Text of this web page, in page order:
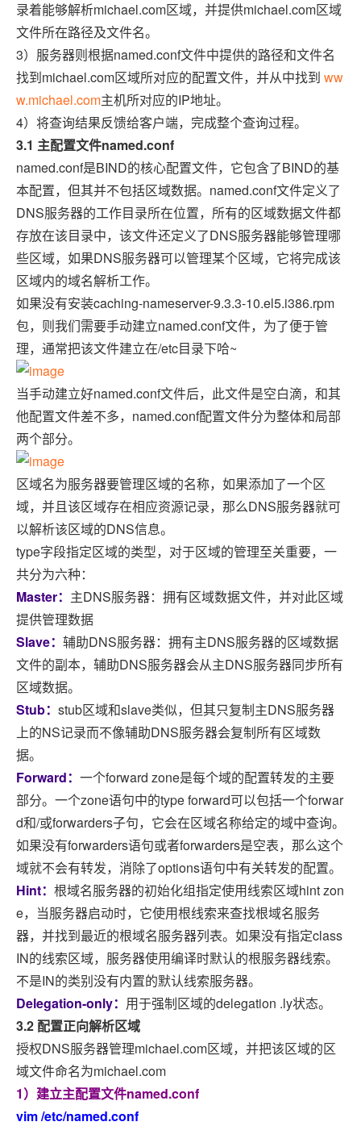
录着能够解析michael.com区域，并提供michael.com区域
文件所在路径及文件名。
3）服务器则根据named.conf文件中提供的路径和文件名
找到michael.com区域所对应的配置文件，并从中找到 ww
w.michael.com主机所对应的IP地址。
4）将查询结果反馈给客户端，完成整个查询过程。
3.1 主配置文件named.conf
named.conf是BIND的核心配置文件，它包含了BIND的基
本配置，但其并不包括区域数据。named.conf文件定义了
DNS服务器的工作目录所在位置，所有的区域数据文件都
存放在该目录中，该文件还定义了DNS服务器能够管理哪
些区域，如果DNS服务器可以管理某个区域，它将完成该
区域内的域名解析工作。
如果没有安装caching-nameserver-9.3.3-10.el5.i386.rpm
包，则我们需要手动建立named.conf文件，为了便于管
理，通常把该文件建立在/etc目录下哈~
当手动建立好named.conf文件后，此文件是空白滴，和其
他配置文件差不多，named.conf配置文件分为整体和局部
两个部分。
区域名为服务器要管理区域的名称，如果添加了一个区
域，并且该区域存在相应资源记录，那么DNS服务器就可
以解析该区域的DNS信息。
type字段指定区域的类型，对于区域的管理至关重要，一
共分为六种：
Master： 主DNS服务器：拥有区域数据文件，并对此区域
提供管理数据
Slave： 辅助DNS服务器：拥有主DNS服务器的区域数据
文件的副本，辅助DNS服务器会从主DNS服务器同步所有
区域数据。
Stub： stub区域和slave类似，但其只复制主DNS服务器
上的NS记录而不像辅助DNS服务器会复制所有区域数
据。
Forward： 一个forward zone是每个域的配置转发的主要
部分。一个zone语句中的type forward可以包括一个forwar
d和/或forwarders子句，它会在区域名称给定的域中查询。
如果没有forwarders语句或者forwarders是空表，那么这个
域就不会有转发，消除了options语句中有关转发的配置。
Hint： 根域名服务器的初始化组指定使用线索区域hint zon
e，当服务器启动时，它使用根线索来查找根域名服务
器，并找到最近的根域名服务器列表。如果没有指定class
IN的线索区域，服务器使用编译时默认的根服务器线索。
不是IN的类别没有内置的默认线索服务器。
Delegation-only： 用于强制区域的delegation .ly状态。
3.2 配置正向解析区域
授权DNS服务器管理michael.com区域，并把该区域的区
域文件命名为michael.com
1）建立主配置文件named.conf
vim /etc/named.conf